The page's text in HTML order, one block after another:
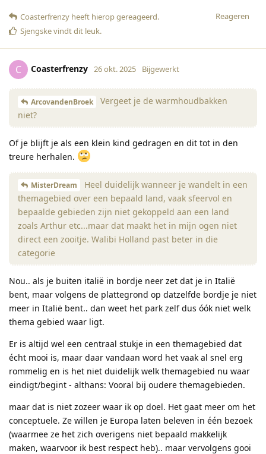
Reageren
Coasterfrenzy heeft hierop gereageerd.
Sjengskevindt dit leuk.
C Coasterfrenzy 26 okt. 2025 Bijgewerkt
ArcovandenBroek
Vergeet je de warmhoudbakken
niet?
Of je blijft je als een klein kind gedragen en dit tot in den
treure herhalen.
MisterDream
Heel duidelijk wanneer je wandelt in een
themagebied over een bepaald land, vaak sfeervol en
bepaalde gebieden zijn niet gekoppeld aan een land
zoals Arthur etc...maar dat maakt het in mijn ogen niet
direct een zooitje. Walibi Holland past beter in die
categorie
Nou.. als je buiten italië in bordje neer zet dat je in Italië
bent, maar volgens de plattegrond op datzelfde bordje je niet
meer in Italië bent.. dan weet het park zelf dus óók niet welk
thema gebied waar ligt.
Er is altijd wel een centraal stukje in een themagebied dat
écht mooi is, maar daar vandaan word het vaak al snel erg
rommelig en is het niet duidelijk welk themagebied nu waar
eindigt/begint - althans: Vooral bij oudere themagebieden.
maar dat is niet zozeer waar ik op doel. Het gaat meer om het
conceptuele. Ze willen je Europa laten beleven in één bezoek
(waarmee ze het zich overigens niet bepaald makkelijk
maken, waarvoor ik best respect heb).. maar vervolgens gooi